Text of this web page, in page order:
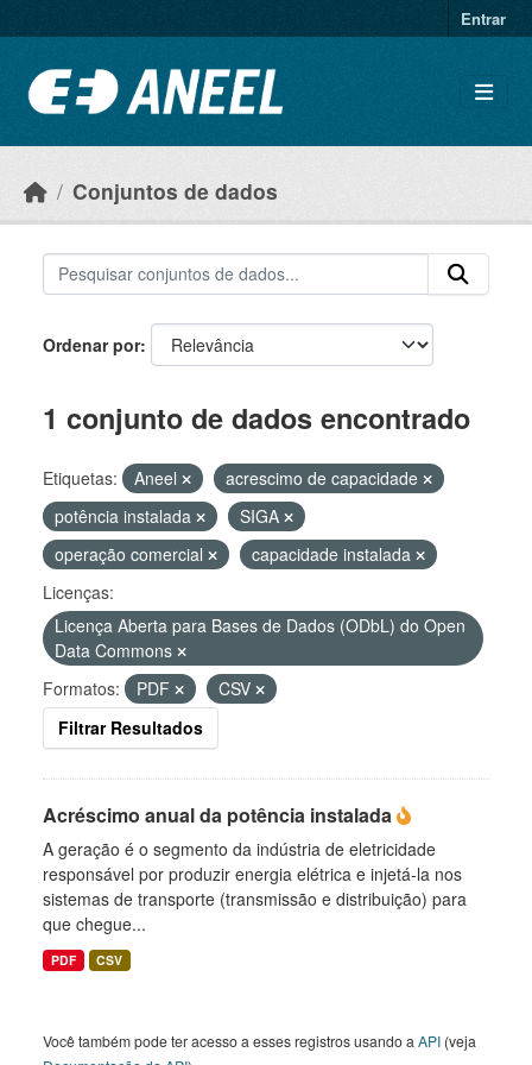
Entrar
Conjuntos de dados
Ordenar por
1 conjunto de dados encontrado
Etiquetas: Aneel
acrescimo de capacidade
potência instalada
SIGA
operação comercial
capacidade instalada
Licenças:
Licença Aberta para Bases de Dados (ODbL) do Open
Data Commons
Formatos:
PDF
CSV
Filtrar Resultados
Acréscimo anual da potência instalada
A geração é o segmento da indústria de eletricidade
responsável por produzir energia elétrica e injetá-la nos
sistemas de transporte (transmissão e distribuição) para
que chegue...
PDF CSV
Você também pode ter acesso a esses registros usando a API (veja